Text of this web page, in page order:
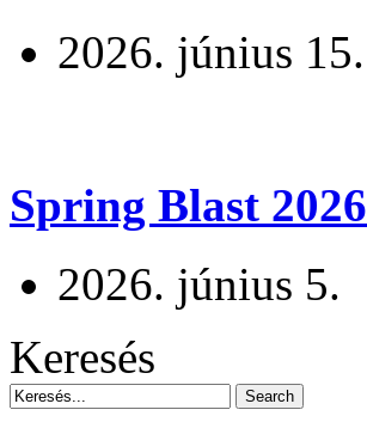
2026. június 15.
Spring Blast
2026. június 5.
Keresés